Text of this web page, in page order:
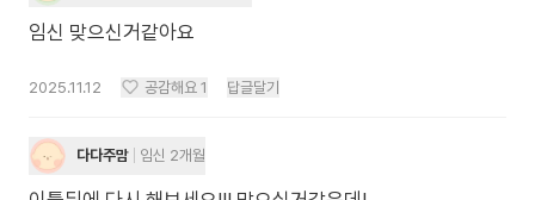
임신 맞으신거같아요
2025.11.12 공감해요 1 답글달기
다다주맘 임신 2개월